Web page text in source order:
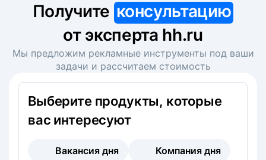
Получите консультацию
от эксперта hh.ru
Мы предложим рекламные инструменты под ваши
задачи и рассчитаем стоимость
Выберите продукты, которые
вас интересуют
Вакансия дня
Компания дня